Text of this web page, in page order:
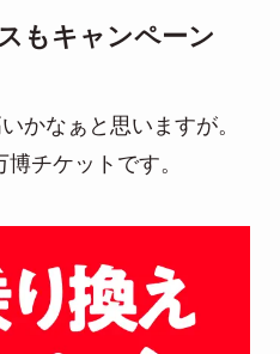
もキャンペーン
かなぁと思いますが。
チケットです。